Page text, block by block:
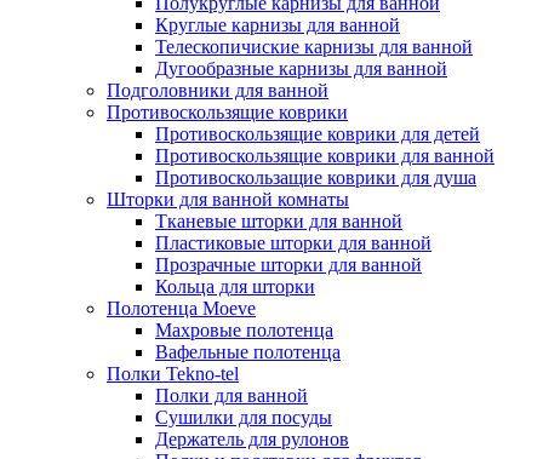
Круглые карнизы для ванной
Телескопичиские карнизы для ванной
Дугообразные карнизы для ванной
Подголовники для ванной
Противоскользящие коврики
Противоскользящие коврики для детей
Противоскользящие коврики для ванной
Противоскользащие коврики для душа
Шторки для ванной комнаты
Тканевые шторки для ванной
Пластиковые шторки для ванной
Прозрачные шторки для ванной
Кольца для шторки
Полотенца Moeve
Махровые полотенца
Вафельные полотенца
Полки Tekno-tel
Полки для ванной
Сушилки для посуды
Держатель для рулонов